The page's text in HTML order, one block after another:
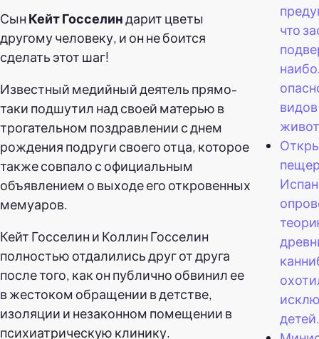
Сын Кейт Госселиндарит цветы
другому человеку, и он не боится
сделать этот шаг!
Известный медийный деятель прямо-
таки подшутил над своей матерью в
трогательном поздравлении с днем
рождения подруги своего отца, которое
также совпало с официальным
объявлением о выходе его откровенных
мемуаров.
Кейт Госселин и Коллин Госселин
полностью отдалились друг от друга
после того, как он публично обвинил ее
в жестоком обращении в детстве,
изоляции и незаконном помещении в
психиатрическую клинику.
что
детей.